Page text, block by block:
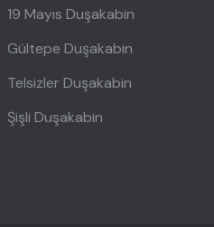
19 Mayıs Duşakabin
Gültepe Duşakabin
Telsizler Duşakabin
Şişli Duşakabin